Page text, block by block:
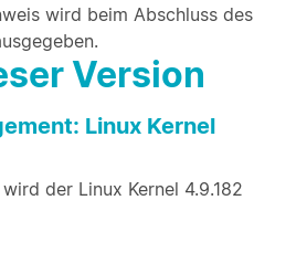
wird beim Abschluss des
Version
Linux Kernel
der Linux Kernel 4.9.182